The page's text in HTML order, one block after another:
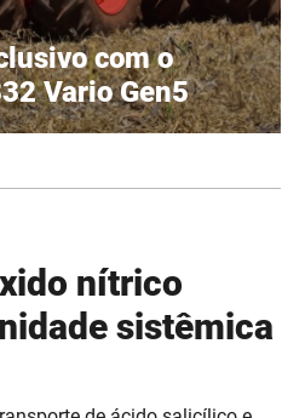
com o
Vario Gen5
nítrico
sistêmica